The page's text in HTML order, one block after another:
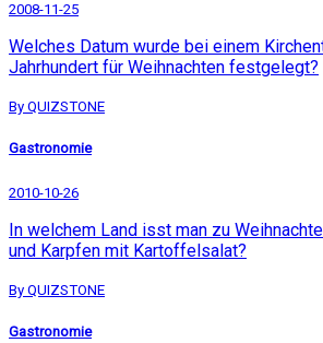
2008-11-25
Welches Datum wurde bei einem
Jahrhundert für Weihnachten festgelegt?
By QUIZSTONE
Gastronomie
2010-10-26
In welchem Land isst man zu
und Karpfen mit Kartoffelsalat?
By QUIZSTONE
Gastronomie